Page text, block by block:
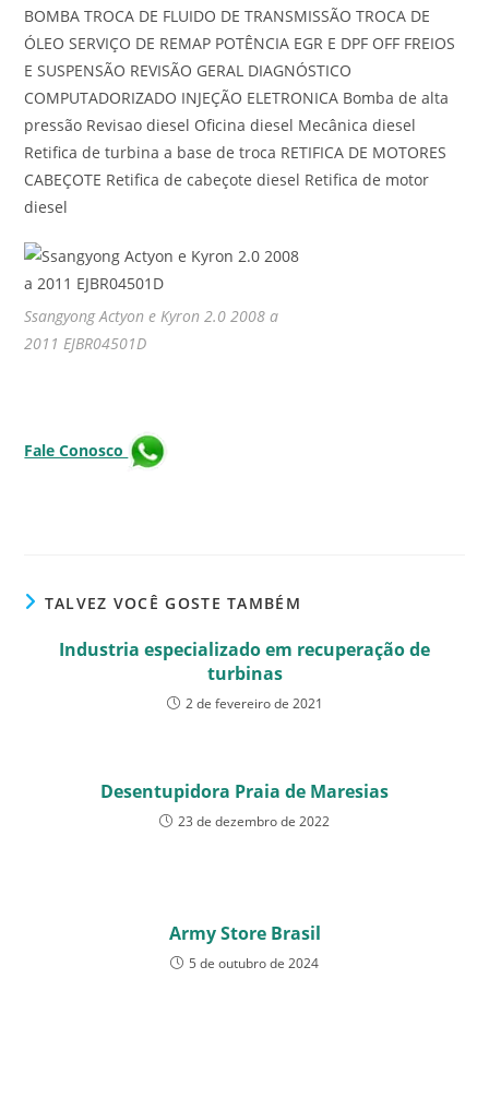
BOMBA TROCA DE FLUIDO DE TRANSMISSÃO TROCA DE
ÓLEO SERVIÇO DE REMAP POTÊNCIA EGR E DPF OFF FREIOS
E SUSPENSÃO REVISÃO GERAL DIAGNÓSTICO
COMPUTADORIZADO INJEÇÃO ELETRONICA Bomba de alta
pressão Revisao diesel Oficina diesel Mecânica diesel
Retifica de turbina a base de troca RETIFICA DE MOTORES
CABEÇOTE Retifica de cabeçote diesel Retifica de motor
diesel
Ssangyong Actyon e Kyron 2.0 2008 a
2011 EJBR04501D
Fale Conosco
TALVEZ VOCÊ GOSTE TAMBÉM
Industria especializado em recuperação de
turbinas
2 de fevereiro de 2021
Desentupidora Praia de Maresias
23 de dezembro de 2022
Army Store Brasil
5 de outubro de 2024